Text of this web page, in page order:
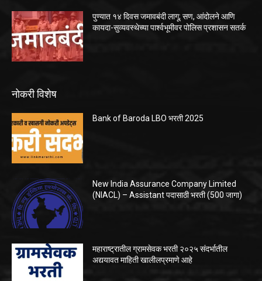
पुण्यात १४ दिवस जमावबंदी लागू; सण, आंदोलने आणि
कायदा-सुव्यवस्थेच्या पार्श्वभूमीवर पोलिस प्रशासन सतर्क
नोकरी विशेष
Bank of Baroda LBO भरती 2025
New India Assurance Company Limited
(NIACL) – Assistant पदासाठी भरती (500 जागा)
महाराष्ट्रातील ग्रामसेवक भरती २०२५ संदर्भातील
अद्ययावत माहिती खालीलप्रमाणे आहे